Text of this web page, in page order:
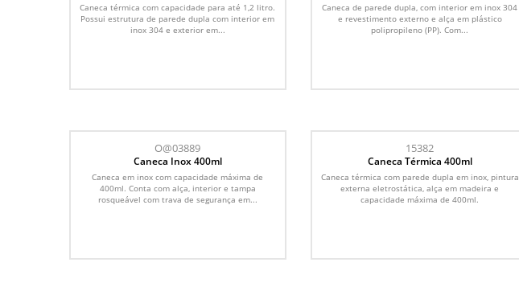
Caneca térmica com capacidade para até 1,2 litro.
Possui estrutura de parede dupla com interior em
inox 304 e exterior em...
Caneca de parede dupla, com interior em inox 304
e revestimento externo e alça em plástico
polipropileno (PP). Com...
O@03889
Caneca Inox 400ml
Caneca em inox com capacidade máxima de
400ml. Conta com alça, interior e tampa
rosqueável com trava de segurança em...
15382
Caneca Térmica 400ml
Caneca térmica com parede dupla em inox, pintura
externa eletrostática, alça em madeira e
capacidade máxima de 400ml.